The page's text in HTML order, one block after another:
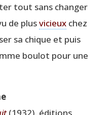
tout sans chan­ger
de plusvicieuxchez
sa chique et puis
bou­lot pour une
(1932), édi­tions